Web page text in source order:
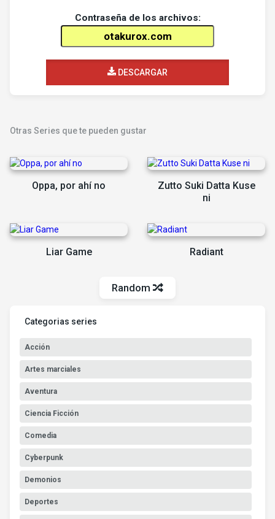
Contraseña de los archivos:
DESCARGAR
Otras Series que te pueden gustar
Oppa, por ahí no
Zutto Suki Datta Kuse
ni
Liar Game Radiant
Random
Categorias series
Acción
Artes marciales
Aventura
Ciencia Ficción
Comedia
Cyberpunk
Demonios
Deportes